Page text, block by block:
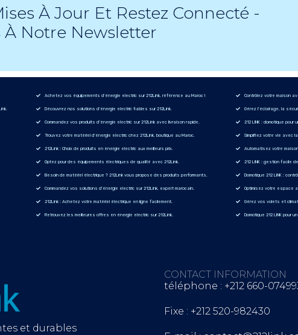
À Jour Et Restez Connecté -
Notre Newsletter
Achetez vos équipements d’énergie electric sur 212Link, référence au Maroc !
Découvrez nos solutions d’énergie electric fiables sur 212Link.
Commandez vos produits d’énergie electric sur 212Link avec livraison rapide.
Trouvez votre matériel d’énergie electric chez 212Link, boutique au Maroc.
212Link : Choix de produits en énergie electric aux meilleurs prix.
Optez pour des équipements électriques de qualité avec 212Link.
Besoin de matériel électrique ? 212Link vous propose des produits performants.
Commandez vos solutions d’énergie electric sur 212Link, expert marocain.
212Link : Achetez votre matériel électrique en ligne facilement.
Retrouvez les meilleures offres en énergie electric sur 212Link.
Contrôlez votre maison
Gérez l’éclairage, la
212 LINK : domotique
Simplifiez votre vie avec
Automatisez votre
212 LINK : gestion facile
Domotique 212 LINK :
Optimisez votre espace
Gérez vos volets et
Domotique 212 LINK pour
et durables
CONTACT INFORMATION
téléphone : +212 660-
Fixe : +212 520-982430